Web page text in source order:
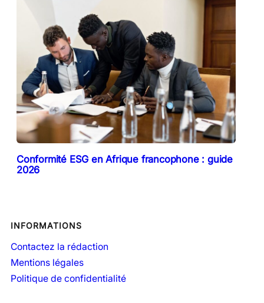
Conformité ESG en Afrique francophone : guide
2026
INFORMATIONS
Contactez la rédaction
Mentions légales
Politique de confidentialité